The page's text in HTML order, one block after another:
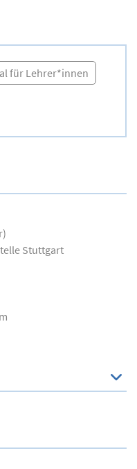
für Lehrer*innen
Stuttgart